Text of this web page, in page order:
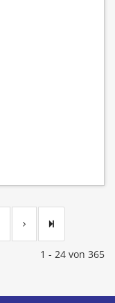
1 - 24 von 365